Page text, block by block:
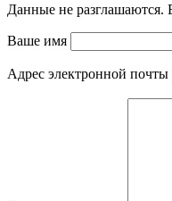
Данные не разглашаются.
Ваше имя
Адрес электронной почты